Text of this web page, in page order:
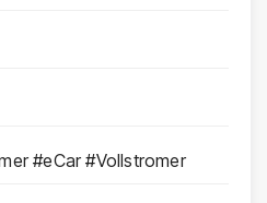
#eCar #Vollstromer